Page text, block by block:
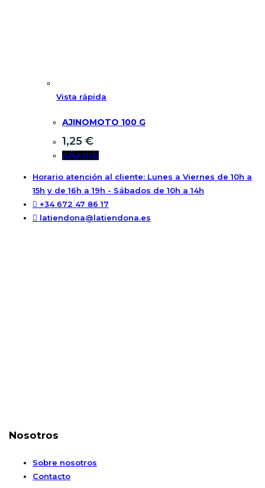
Vista rápida
AJINOMOTO 100 G
1,25 €
AÑADIR
Horario atención al cliente: Lunes a Viernes de 10h a
15h y de 16h a 19h - Sábados de 10h a 14h
+34 672 47 86 17
latiendona@latiendona.es
Nosotros
Sobre nosotros
Contacto